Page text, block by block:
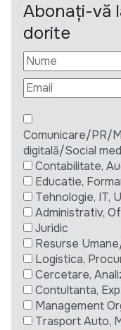
Abonați-vă
dorite
Comunicare/PR/
digitală/Social
Contabilitate,
Educatie,
Tehnologie, IT,
Administrativ,
Juridic
Resurse
Logistica,
Cercetare,
Contultanta,
Management
Trasport Auto,